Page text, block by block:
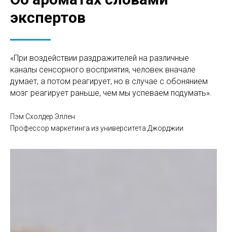
экспертов
«При воздействии раздражителей на различные
каналы сенсорного восприятия, человек вначале
думает, а потом реагирует, но в случае с обонянием
мозг реагирует раньше, чем мы успеваем подумать».
Пэм Схолдер Эллен
Профессор маркетинга из университета Джорджии